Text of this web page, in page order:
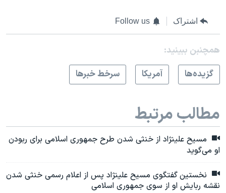
اشتراک Follow us
همچنبن ببینید:
گزيده‌ها
آمريکا سرخط خبرها
مطالب مرتبط
مسیح علینژاد از خنثی شدن طرح جمهوری اسلامی برای ربودن
او می‌گوید
نخستین گفتگوی مسیح علینژاد پس از اعلام رسمی خنثی شدن
نقشه ربایش او از سوی جمهوری اسلامی